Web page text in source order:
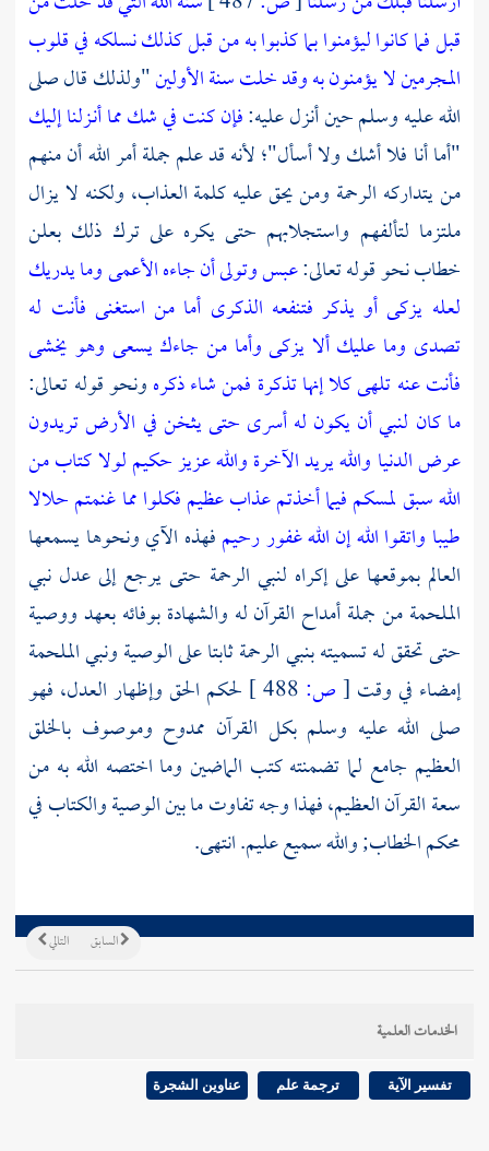
قبلفما كانوا ليؤمنوا بما كذبوا به من قبلكذلك نسلكه في قلوب
المجرمينلا يؤمنون به وقد خلت سنة الأولين"ولذلك قال صلى
الله عليه وسلم حين أنزل عليه:فإن كنت في شك مما أنـزلنا إليك
"أما أنا فلا أشك ولا أسأل"؛ لأنه قد علم جملة أمر الله أن منهم
من يتداركه الرحمة ومن يحق عليه كلمة العذاب، ولكنه لا يزال
ملتزما لتألفهم واستجلابهم حتى يكره على ترك ذلك بعلن
خطاب نحو قوله تعالى:عبس وتولىأن جاءه الأعمىوما يدريك
لعله يزكى أو يذكر فتنفعه الذكرى أما من استغنى فأنت له
تصدى وما عليك ألا يزكىوأما من جاءك يسعى وهو يخشى
فأنت عنه تلهىكلا إنها تذكرة فمن شاء ذكرهونحو قوله تعالى:
ما كان لنبي أن يكون له أسرى حتى يثخن في الأرض تريدون
عرض الدنيا والله يريد الآخرة والله عزيز حكيملولا كتاب من
الله سبق لمسكم فيما أخذتم عذاب عظيمفكلوا مما غنمتم حلالا
طيبا واتقوا الله إن الله غفور رحيمفهذه الآي ونحوها يسمعها
العالم بموقعها على إكراه لنبي الرحمة حتى يرجع إلى عدل نبي
الملحمة من جملة أمداح القرآن له والشهادة بوفائه بعهد ووصية
حتى تحقق له تسميته بنبي الرحمة ثابتا على الوصية ونبي الملحمة
إمضاء في وقت [ص:
لحكم الحق وإظهار العدل، فهو
صلى الله عليه وسلم بكل القرآن ممدوح وموصوف بالخلق
العظيم جامع لما تضمنته كتب الماضين وما اختصه الله به من
سعة القرآن العظيم، فهذا وجه تفاوت ما بين الوصية والكتاب في
محكم الخطاب; والله سميع عليم. انتهى.
التالي السابق
الخدمات العلمية
تفسير الآية ترجمة علم عناوين الشجرة